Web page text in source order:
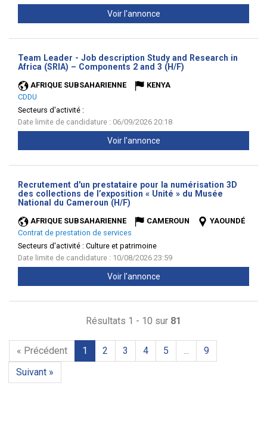
Voir l'annonce
Team Leader - Job description Study and Research in
Africa (SRIA) – Components 2 and 3 (H/F)
AFRIQUE SUBSAHARIENNE
KENYA
CDDU
Secteurs d'activité :
Date limite de candidature : 06/09/2026 20:18
Voir l'annonce
Recrutement d'un prestataire pour la numérisation 3D
des collections de l’exposition « Unité » du Musée
National du Cameroun (H/F)
AFRIQUE SUBSAHARIENNE CAMEROUN
YAOUNDÉ
Contrat de prestation de services
Secteurs d'activité : Culture et patrimoine
Date limite de candidature : 10/08/2026 23:59
Voir l'annonce
Résultats 1 - 10 sur 81
« Précédent 1 2 3 4 5 ...
9
Suivant »